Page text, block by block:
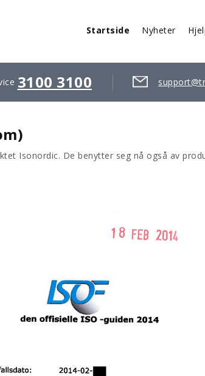
Startside Nyheter
3100 3100
Isonordic. De benytter seg nå også av